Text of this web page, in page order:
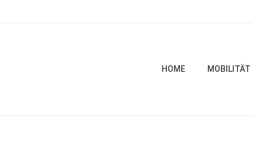
HOME MOBILITÄT